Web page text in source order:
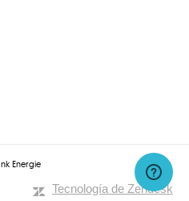
Energie
Tecnología de Zendesk